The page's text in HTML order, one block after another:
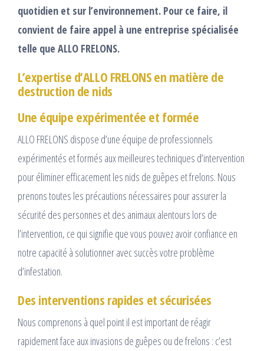
quotidien et sur l’environnement. Pour ce faire, il
convient de faire appel à une entreprise spécialisée
telle que ALLO FRELONS.
L’expertise d’ALLO FRELONS en matière de
destruction de nids
Une équipe expérimentée et formée
ALLO FRELONS dispose d’une équipe de professionnels
expérimentés et formés aux meilleures techniques d’intervention
pour éliminer efficacement les nids de guêpes et frelons. Nous
prenons toutes les précautions nécessaires pour assurer la
sécurité des personnes et des animaux alentours lors de
l’intervention, ce qui signifie que vous pouvez avoir confiance en
notre capacité à solutionner avec succès votre problème
d’infestation.
Des interventions rapides et sécurisées
Nous comprenons à quel point il est important de réagir
rapidement face aux invasions de guêpes ou de frelons : c’est